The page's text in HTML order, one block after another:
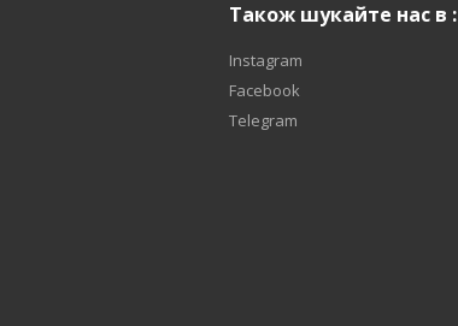
Також шукайте нас в :
Instagram
Facebook
Telegram